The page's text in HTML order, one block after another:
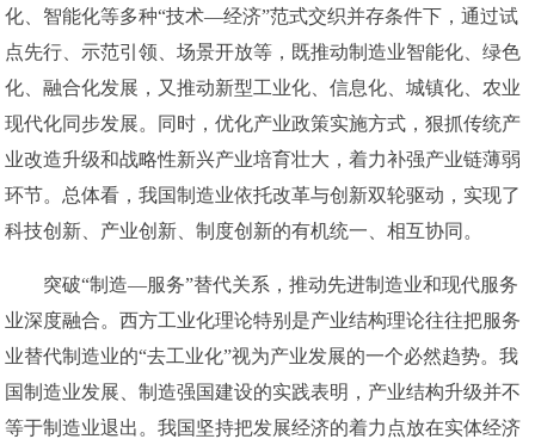
化、智能化等多种“技术—经济”范式交织并存条件下，通过试
点先行、示范引领、场景开放等，既推动制造业智能化、绿色
化、融合化发展，又推动新型工业化、信息化、城镇化、农业
现代化同步发展。同时，优化产业政策实施方式，狠抓传统产
业改造升级和战略性新兴产业培育壮大，着力补强产业链薄弱
环节。总体看，我国制造业依托改革与创新双轮驱动，实现了
科技创新、产业创新、制度创新的有机统一、相互协同。
突破“制造—服务”替代关系，推动先进制造业和现代服务
业深度融合。西方工业化理论特别是产业结构理论往往把服务
业替代制造业的“去工业化”视为产业发展的一个必然趋势。我
国制造业发展、制造强国建设的实践表明，产业结构升级并不
等于制造业退出。我国坚持把发展经济的着力点放在实体经济